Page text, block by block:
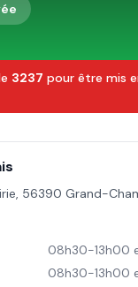
3237 pour être mis
, 56390 Grand-
08h30-13h00
08h30-13h00